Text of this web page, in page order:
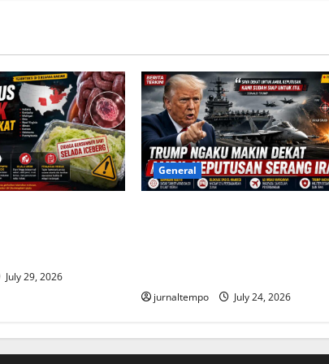
July 29, 2026
General
jurnaltempo July 24, 2026